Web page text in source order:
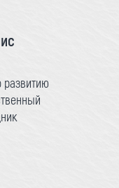
развитию